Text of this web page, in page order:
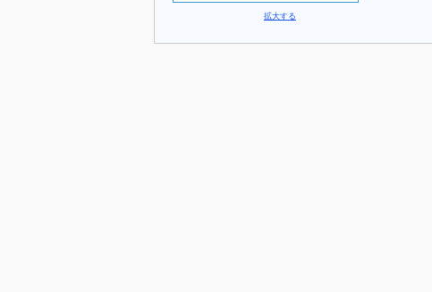
拡大する